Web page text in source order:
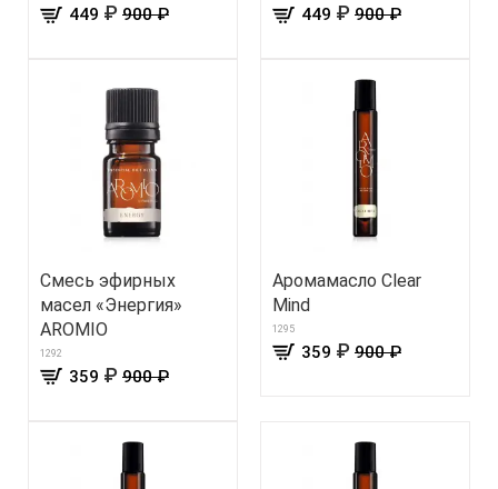
449 ₽ 900 ₽ 449 ₽ 900 ₽
Смесь эфирных
масел «Энергия»
AROMIO
1292
359 ₽ 900 ₽
Аромамасло Clear
Mind
1295
359 ₽ 900 ₽